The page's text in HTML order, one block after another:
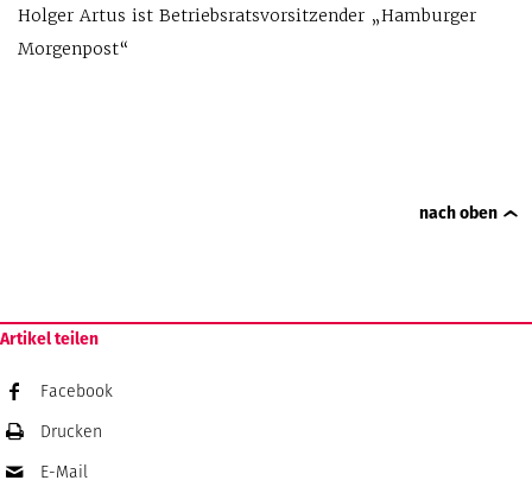
Holger Artus ist Betriebsratsvorsitzender „Hamburger
Morgenpost“
nach oben
Artikel teilen
Facebook
Drucken
E-Mail